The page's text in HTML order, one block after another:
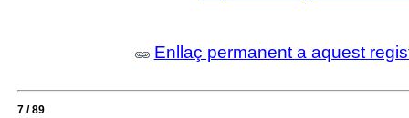
Enllaç permanent a aquest
7 / 89